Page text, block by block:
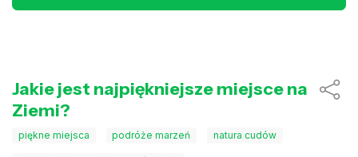
Jakie jest najpiękniejsze miejsce na
Ziemi?
piękne miejsca podróże marzeń natura cudów